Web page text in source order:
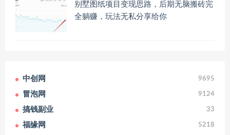
别墅图纸项目变现思路，后期无脑搬砖完
全躺赚，玩法无私分享给你
中创网 9695
冒泡网 9124
搞钱副业 33
福缘网 5218